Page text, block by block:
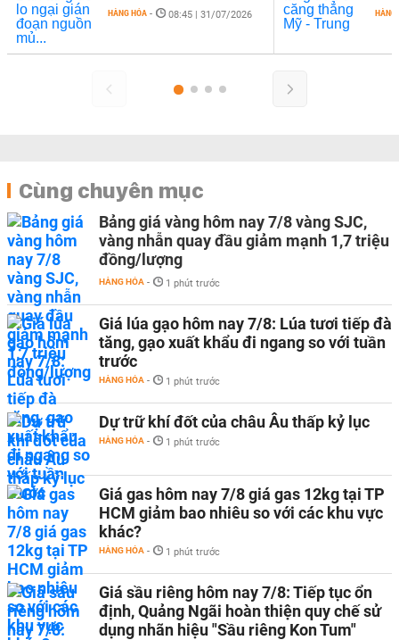
HÀNG HÓA - 08:45 | 31/07/2026 HÀNG
Cùng chuyên mục
Bảng giá vàng hôm nay 7/8 vàng SJC,
vàng nhẫn quay đầu giảm mạnh 1,7 triệu
đồng/lượng
HÀNG HÓA - 1 phút trước
Giá lúa gạo hôm nay 7/8: Lúa tươi tiếp đà
tăng, gạo xuất khẩu đi ngang so với tuần
trước
HÀNG HÓA - 1 phút trước
Dự trữ khí đốt của châu Âu thấp kỷ lục
HÀNG HÓA - 1 phút trước
Giá gas hôm nay 7/8 giá gas 12kg tại TP
HCM giảm bao nhiêu so với các khu vực
khác?
HÀNG HÓA - 1 phút trước
Giá sầu riêng hôm nay 7/8: Tiếp tục ổn
định, Quảng Ngãi hoàn thiện quy chế sử
dụng nhãn hiệu "Sầu riêng Kon Tum"